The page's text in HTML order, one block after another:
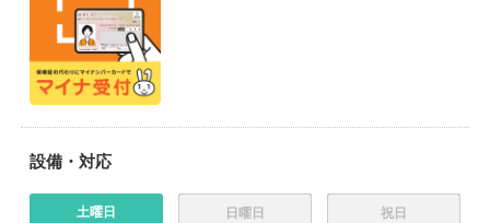
設備・対応
土曜日 日曜日 祝日